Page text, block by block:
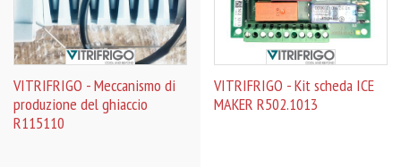
VITRIFRIGO - Meccanismo di
produzione del ghiaccio
R115110
VITRIFRIGO - Kit scheda ICE
MAKER R502.1013